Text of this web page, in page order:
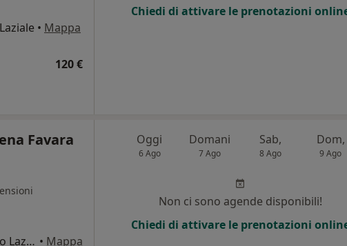
• Mappa
120 €
Chiedi di attivare le prenotazioni
Favara
Via Vero Varroni Aviere 12, Albano Laziale • Mappa
Oggi
6 Ago
Domani
7 Ago
Sab,
8 Ago
Dom,
9 Ago
Non ci sono agende disponibili!
Chiedi di attivare le prenotazioni